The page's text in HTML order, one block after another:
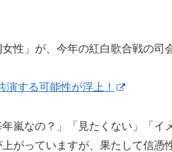
性」が、今年の紅白歌合戦の司
演する可能性が浮上！
嵐なの？」「見たくない」「イ
がっていますが、果たして信憑